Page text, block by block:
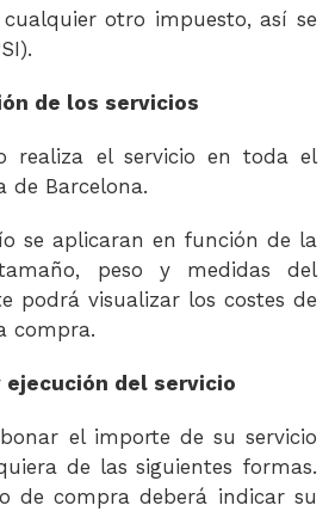
otro impuesto, así se
de los servicios
realiza el servicio en toda el
de Barcelona.
se aplicaran en función de la
peso y medidas del
podrá visualizar los costes de
compra.
ejecución del servicio
el importe de su servicio
de las siguientes formas.
de compra deberá indicar su